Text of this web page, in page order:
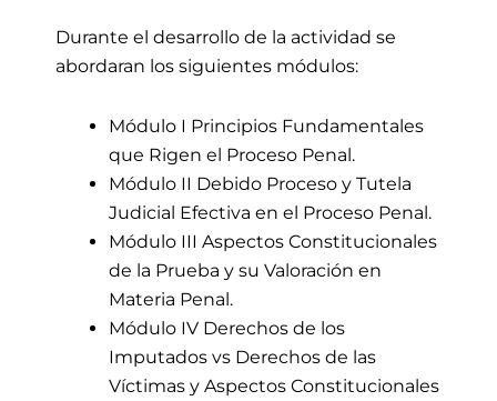
Durante el desarrollo de la actividad se
abordaran los siguientes módulos:
Módulo I Principios Fundamentales
que Rigen el Proceso Penal.
Módulo II Debido Proceso y Tutela
Judicial Efectiva en el Proceso Penal.
Módulo III Aspectos Constitucionales
de la Prueba y su Valoración en
Materia Penal.
Módulo IV Derechos de los
Imputados vs Derechos de las
Víctimas y Aspectos Constitucionales